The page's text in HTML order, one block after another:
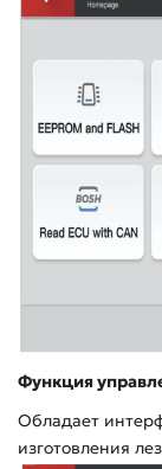
Функция
Обладает
изготовления